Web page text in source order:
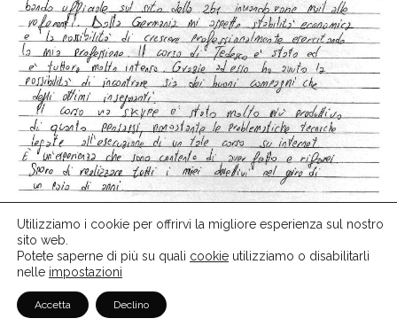
Testimonianza di Claudio, Ortottista
<<Ho scelto Voi della 2B1 perché, detto sinceramente, ho
sentito anche altre agenzie di recruiting nei mesi scorsi
ma nessuna mi ha mai convinta totalmente e rimanevo
Utilizziamo i cookie per offrirvi la migliore esperienza sul nostro
sito web.
Potete saperne di più su quali cookie utilizziamo o disabilitarli
nelle impostazioni
Accetta Declino